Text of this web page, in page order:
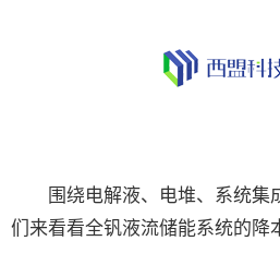
围绕电解液、电堆、系统集
们来看看全钒液流储能系统的降